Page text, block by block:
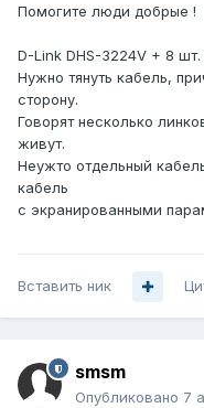
Помогите люди добрые !
D-Link DHS-3224V + 8 шт.
Нужно тянуть кабель,
сторону.
Говорят несколько
живут.
Неужто отдельный
кабель
с экранированными
Вставить ник
smsm
Опубликовано 7